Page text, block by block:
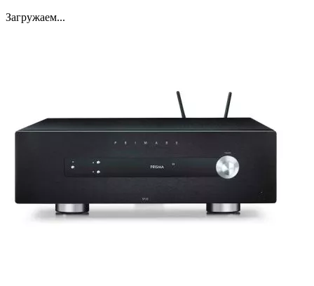
Загружаем...